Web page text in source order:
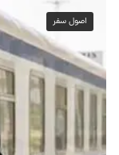
اصول سفر